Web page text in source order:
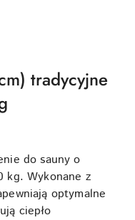
tradycyjne
do sauny o
kg. Wykonane z
optymalne
ciepło